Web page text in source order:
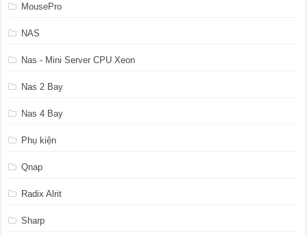
MousePro
NAS
Nas - Mini Server CPU Xeon
Nas 2 Bay
Nas 4 Bay
Phụ kiện
Qnap
Radix Alrit
Sharp